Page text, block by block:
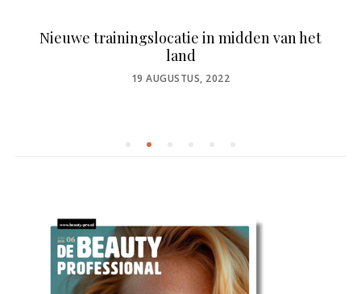
Nieuwe trainingslocatie in midden van het
land
POSTED
19 AUGUSTUS, 2022